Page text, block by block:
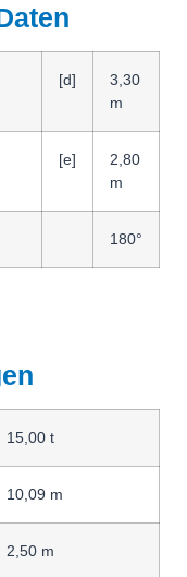
[d]
3,30
m
[e]
2,80
m
180°
15,00 t
10,09 m
2,50 m